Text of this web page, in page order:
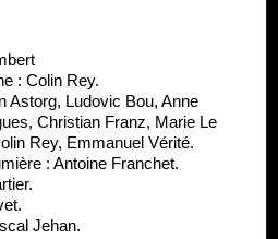
: Colin Rey.
Astorg, Ludovic Bou, Anne
Christian Franz, Marie Le
Rey, Emmanuel Vérité.
: Antoine Franchet.
Jehan.